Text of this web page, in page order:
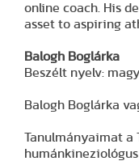
online coach. His
asset to aspiring
Balogh Boglárka
Beszélt nyelv:
Balogh Boglárka
Tanulmányaimat a